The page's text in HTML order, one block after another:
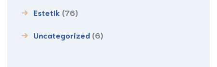
Estetik (76)
Uncategorized (6)